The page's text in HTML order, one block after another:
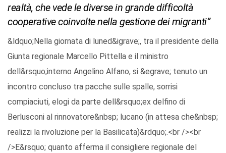
realtà, che vede le diverse in grande difficoltà
cooperative coinvolte nella gestione dei migranti”
&ldquo;Nella giornata di luned&igrave;, tra il presidente della
Giunta regionale Marcello Pittella e il ministro
dell&rsquo;interno Angelino Alfano, si &egrave; tenuto un
incontro concluso tra pacche sulle spalle, sorrisi
compiaciuti, elogi da parte dell&rsquo;ex delfino di
Berlusconi al rinnovatore&nbsp; lucano (in attesa che&nbsp;
realizzi la rivoluzione per la Basilicata)&rdquo;.<br /><br
/>E&rsquo; quanto afferma il consigliere regionale del